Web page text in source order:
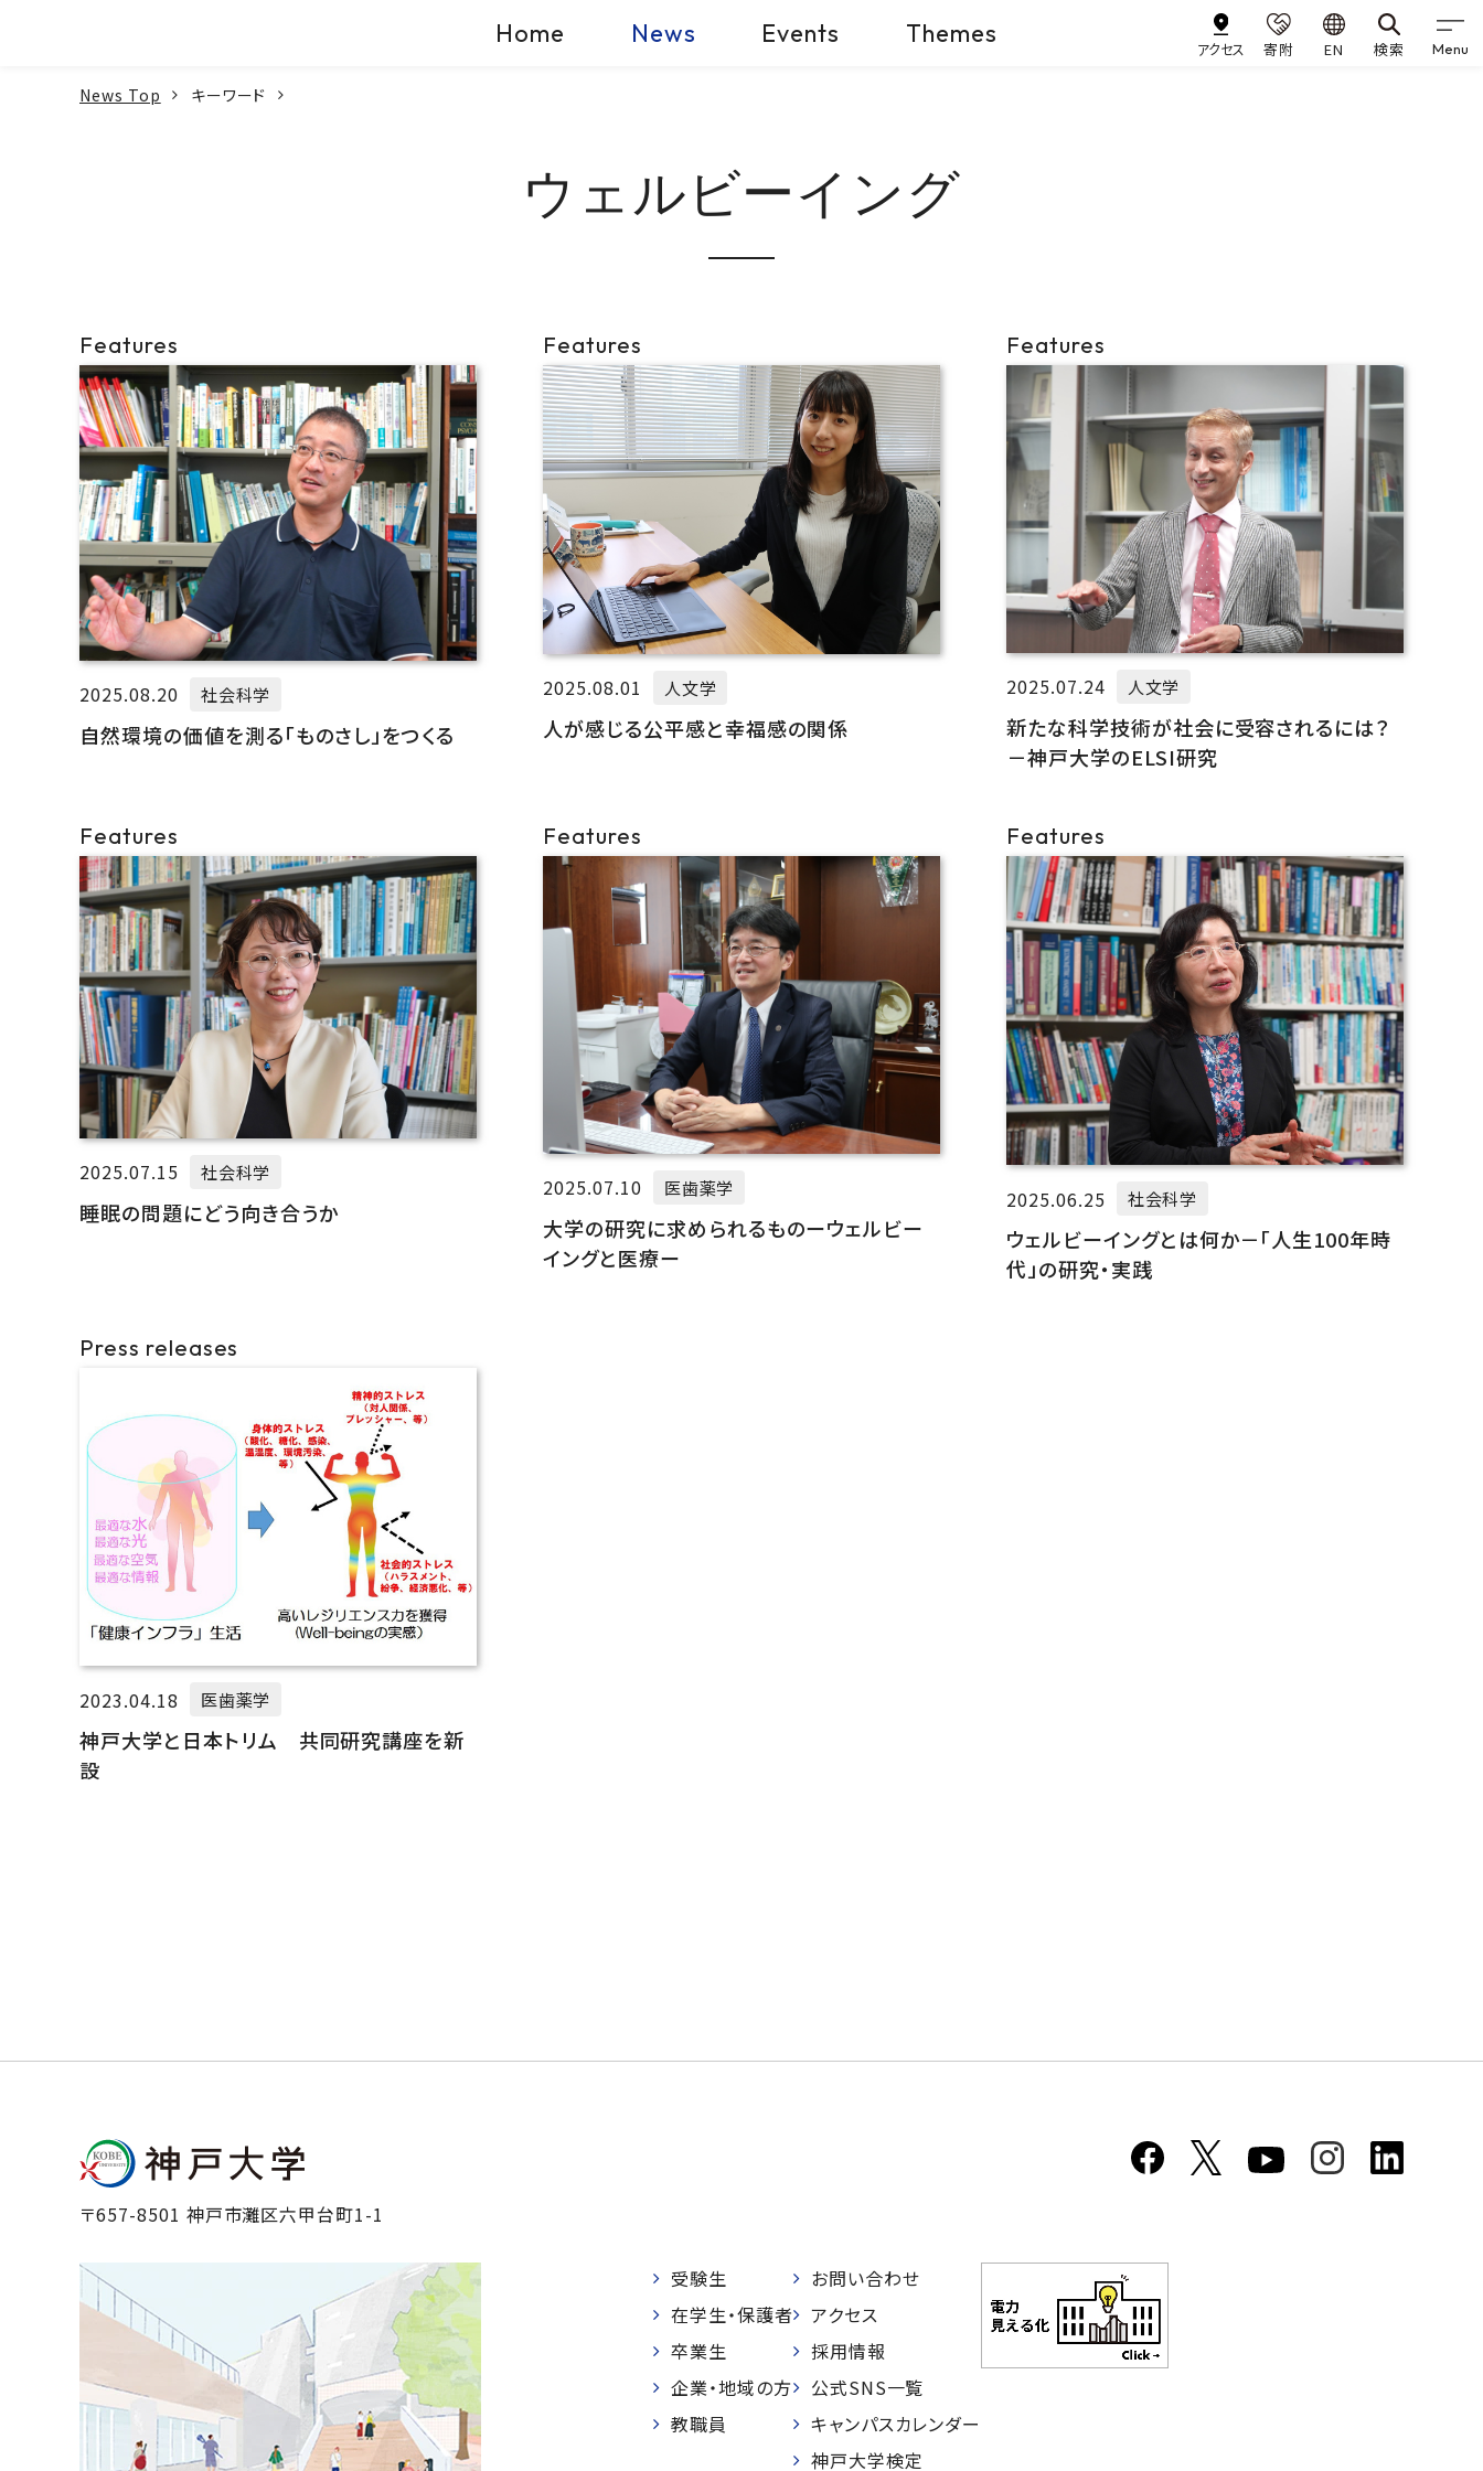
Home News Events Themes
アクセス 寄附 EN 検索 Menu
News Top キーワード
ウェルビーイング
Features
2025.08.20 社会科学
自然環境の価値を測る「ものさし」をつくる
Features
2025.08.01 人文学
人が感じる公平感と幸福感の関係
Features
2025.07.24 人文学
新たな科学技術が社会に受容されるには？
－神戸大学のELSI研究
Features
2025.07.15 社会科学
睡眠の問題にどう向き合うか
Features
2025.07.10 医歯薬学
大学の研究に求められるものーウェルビー
イングと医療ー
Features
2025.06.25 社会科学
ウェルビーイングとは何か－「人生100年時
代」の研究・実践
Press releases
2023.04.18 医歯薬学
神戸大学と日本トリム 共同研究講座を新
設
〒657-8501 神戸市灘区六甲台町1-1
受験生
在学生・保護者
卒業生
企業・地域の方
教職員
お問い合わせ
アクセス
採用情報
公式SNS一覧
キャンパスカレンダー
神戸大学検定